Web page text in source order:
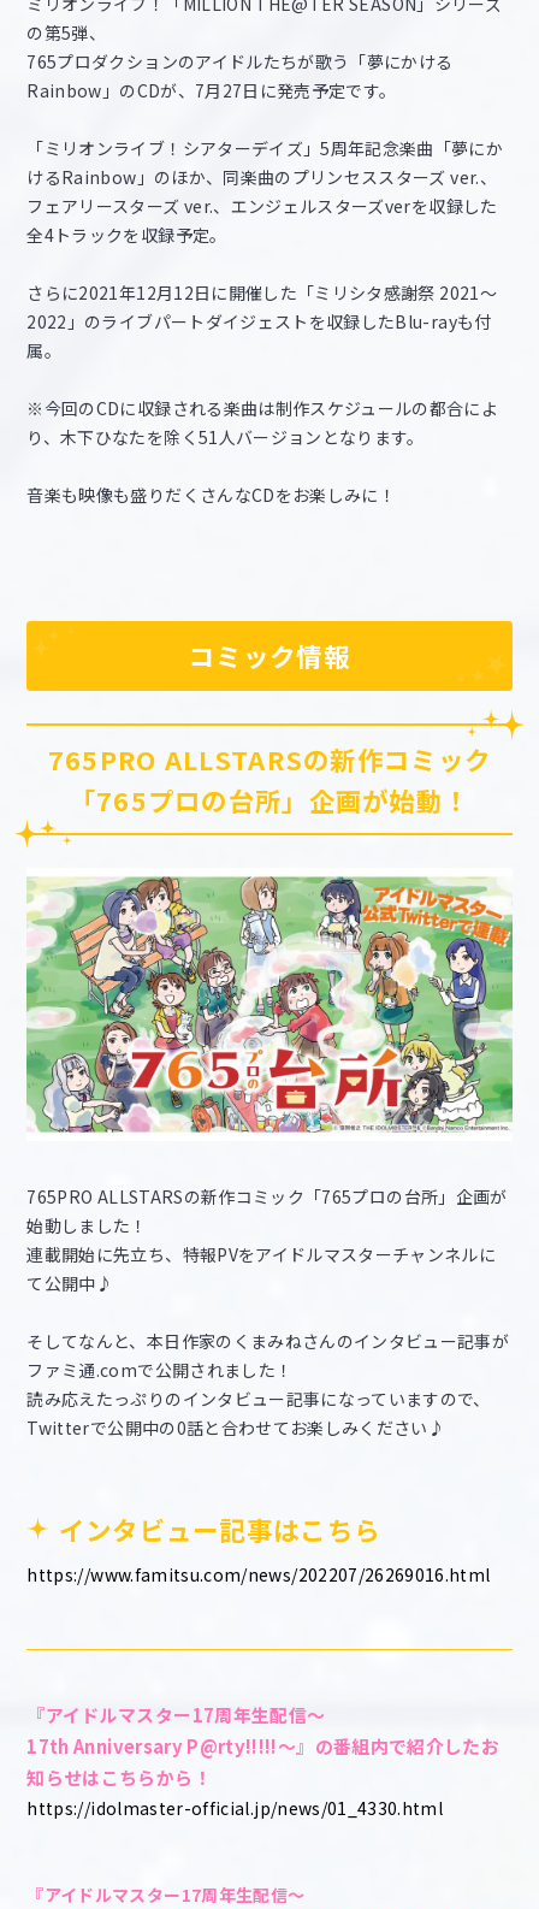
の第5弾、
765プロダクションのアイドルたちが歌う「夢にかける
Rainbow」のCDが、7月27日に発売予定です。
「ミリオンライブ！シアターデイズ」5周年記念楽曲「夢にか
けるRainbow」のほか、同楽曲のプリンセススターズ ver.、
フェアリースターズ ver.、エンジェルスターズverを収録した
全4トラックを収録予定。
さらに2021年12月12日に開催した「ミリシタ感謝祭 2021～
2022」のライブパートダイジェストを収録したBlu-rayも付
属。
※今回のCDに収録される楽曲は制作スケジュールの都合によ
り、木下ひなたを除く51人バージョンとなります。
音楽も映像も盛りだくさんなCDをお楽しみに！
コミック情報
765PRO ALLSTARSの新作コミック
「765プロの台所」企画が始動！
765PRO ALLSTARSの新作コミック「765プロの台所」企画が
始動しました！
連載開始に先立ち、特報PVをアイドルマスターチャンネルに
て公開中♪
そしてなんと、本日作家のくまみねさんのインタビュー記事が
ファミ通.comで公開されました！
読み応えたっぷりのインタビュー記事になっていますので、
Twitterで公開中の0話と合わせてお楽しみください♪
インタビュー記事はこちら
https://www.famitsu.com/news/202207/26269016.html
『アイドルマスター17周年生配信～
17th Anniversary P@rty!!!!!～』の番組内で紹介したお
知らせはこちらから！
https://idolmaster-official.jp/news/01_4330.html
『アイドルマスター17周年生配信～